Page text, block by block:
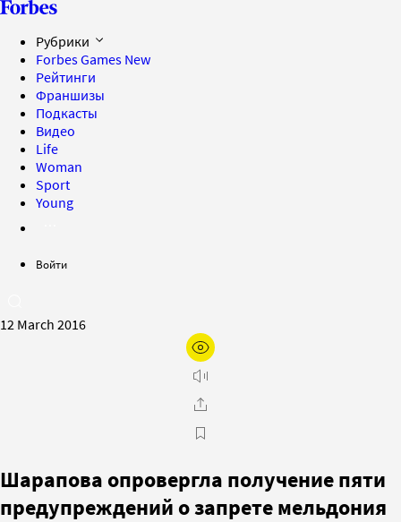
Рубрики
Forbes Games New
Рейтинги
Франшизы
Подкасты
Видео
Life
Woman
Sport
Young
Войти
12 March 2016
Шарапова опровергла получение пяти
предупреждений о запрете мельдония